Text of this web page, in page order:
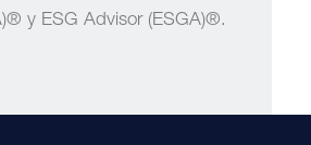
y ESG Advisor (ESGA)®.